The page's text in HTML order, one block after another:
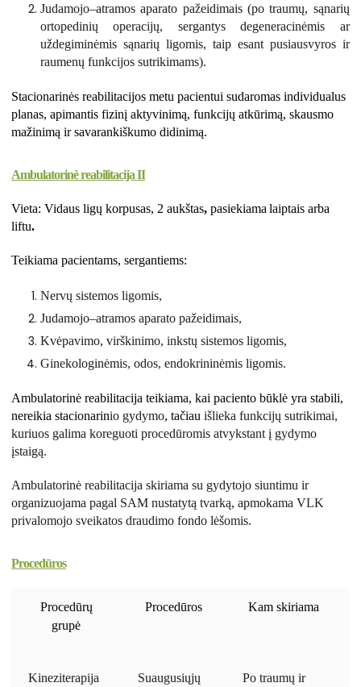
Judamojo–atramos aparato pažeidimais (po traumų, sąnarių
ortopedinių operacijų, sergantys degeneracinėmis ar
uždegiminėmis sąnarių ligomis, taip esant pusiausvyros ir
raumenų funkcijos sutrikimams).
Stacionarinės reabilitacijos metu pacientui sudaromas individualus
planas, apimantis fizinį aktyvinimą, funkcijų atkūrimą, skausmo
mažinimą ir savarankiškumo didinimą.
Ambulatorinė reabilitacija II
Vieta: Vidaus ligų korpusas, 2 aukštas,pasiekiama laiptais arba
liftu.
Teikiama pacientams, sergantiems:
Nervų sistemos ligomis,
Judamojo–atramos aparato pažeidimais,
Kvėpavimo, virškinimo, inkstų sistemos ligomis,
Ginekologinėmis, odos, endokrininėmis ligomis.
Ambulatorinė reabilitacija teikiama, kai paciento būklė yra stabili,
nereikia stacionarinio gydymo, tačiauišlieka funkcijų sutrikimai,
kuriuos galima koreguoti procedūromis atvykstant į gydymo
įstaigą.
Ambulatorinė reabilitacija skiriama su gydytojo siuntimu ir
organizuojama pagal SAM nustatytą tvarką, apmokama VLK
privalomojo sveikatos draudimo fondo lėšomis.
Procedūros
Procedūrų
grupė
Procedūros Kam skiriama
Kineziterapija
Suaugusiųjų
Po traumų ir